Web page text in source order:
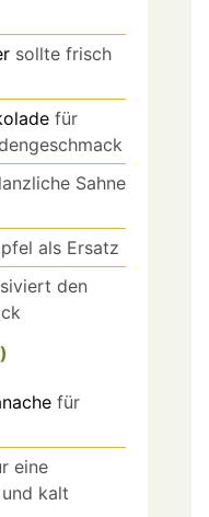
sollte frisch
für
Sahne
als Ersatz
den
für
eine
kalt